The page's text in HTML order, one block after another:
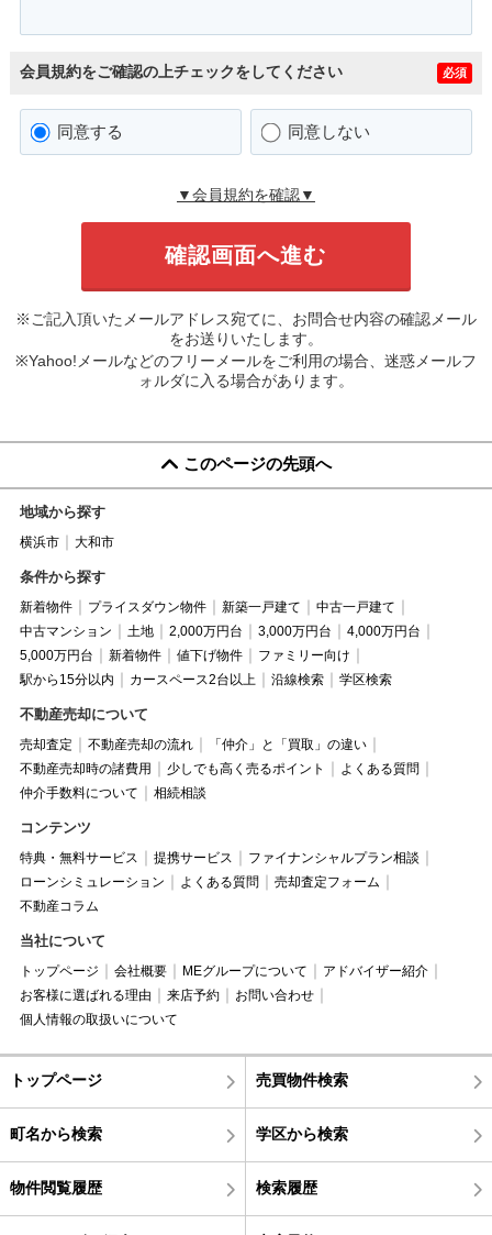
会員規約をご確認の上チェックをしてください 必須
同意する 同意しない
▼会員規約を確認▼
※ご記入頂いたメールアドレス宛てに、お問合せ内容の確認メール
をお送りいたします。
※Yahoo!メールなどのフリーメールをご利用の場合、迷惑メールフ
ォルダに入る場合があります。
このページの先頭へ
地域から探す
横浜市 大和市
条件から探す
新着物件 プライスダウン物件 新築一戸建て
中古一戸建て
中古マンション
土地 2,000万円台 3,000万円台
4,000万円台
5,000万円台
新着物件 値下げ物件
ファミリー向け
駅から15分以内
カースペース2台以上 沿線検索 学区検索
不動産売却について
売却査定 不動産売却の流れ
「仲介」と「買取」の違い
不動産売却時の諸費用
少しでも高く売るポイント
よくある質問
仲介手数料について
相続相談
コンテンツ
特典・無料サービス 提携サービス
ファイナンシャルプラン相談
ローンシミュレーション
よくある質問
売却査定フォーム
不動産コラム
当社について
トップページ 会社概要 MEグループについて
アドバイザー紹介
お客様に選ばれる理由
来店予約
お問い合わせ
個人情報の取扱いについて
トップページ 売買物件検索
町名から検索 学区から検索
物件閲覧履歴 検索履歴